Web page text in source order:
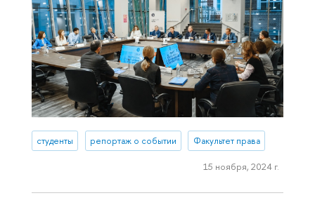
студенты репортаж о событии Факультет права
15 ноября, 2024 г.